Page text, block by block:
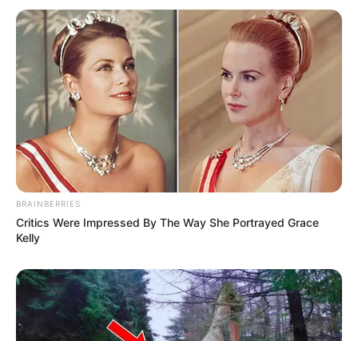
(foto: instagram/fatyabiya)
5. Jangan lupa makan, sebelum beraktivitas
BRAINBERRIES
Critics Were Impressed By The Way She Portrayed Grace
Kelly